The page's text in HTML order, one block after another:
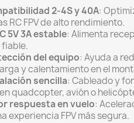
2-4S y 40A:
RC FPV de alto rendimiento.
5V 3A estable: Alimenta
fiable.
del equipo: Ayuda a
y calentamiento en el
sencilla: Cableado y
quadcopter, avión o
respuesta en vuelo:
experiencia FPV más segura.